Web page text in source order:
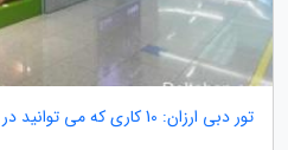
تور دبی ارزان: 10 کاری که می توانید در فرودگاه دبی انجام دهید